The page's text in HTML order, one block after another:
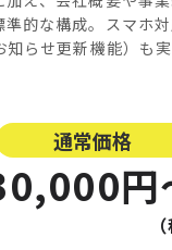
準的な構成。スマホ
知らせ更新機能）も実
通常価格
円
税込